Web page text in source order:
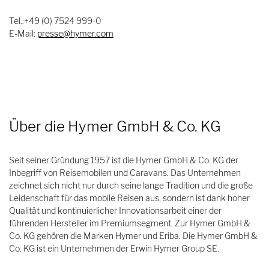
Tel.:+49 (0) 7524 999-0
E-Mail: presse@hymer.com
Über die Hymer GmbH & Co. KG
Seit seiner Gründung 1957 ist die Hymer GmbH & Co. KG der
Inbegriff von Reisemobilen und Caravans. Das Unternehmen
zeichnet sich nicht nur durch seine lange Tradition und die große
Leidenschaft für das mobile Reisen aus, sondern ist dank hoher
Qualität und kontinuierlicher Innovationsarbeit einer der
führenden Hersteller im Premiumsegment. Zur Hymer GmbH &
Co. KG gehören die Marken Hymer und Eriba. Die Hymer GmbH &
Co. KG ist ein Unternehmen der Erwin Hymer Group SE.